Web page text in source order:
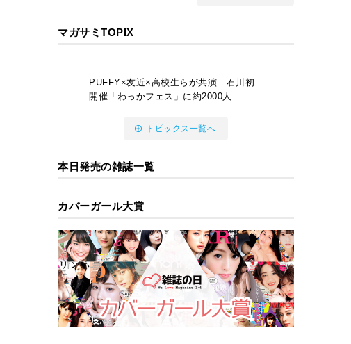
マガサミTOPIX
PUFFY×友近×高校生らが共演 石川初
開催「わっかフェス」に約2000人
トピックス一覧へ
本日発売の雑誌一覧
カバーガール大賞